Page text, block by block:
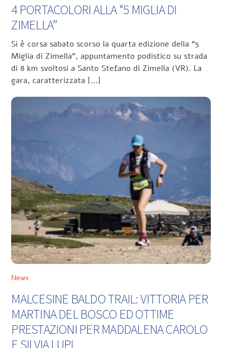
4 PORTACOLORI ALLA “5 MIGLIA DI
ZIMELLA”
Si è corsa sabato scorso la quarta edizione della “5
Miglia di Zimella”, appuntamento podistico su strada
di 8 km svoltosi a Santo Stefano di Zimella (VR). La
gara, caratterizzata […]
News
MALCESINE BALDO TRAIL: VITTORIA PER
MARTINA DEL BOSCO ED OTTIME
PRESTAZIONI PER MADDALENA CAROLO
E SILVIA LUPI